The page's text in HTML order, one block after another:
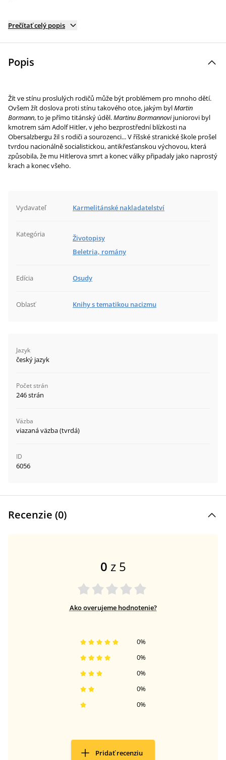
Prečítať celý popis
Popis
Žít ve stínu proslulých rodičů může být problémem pro mnoho dětí.
Ovšem žít doslova proti stínu takového otce, jakým bylMartin
Bormann, to je přímo titánský úděl.Martinu Bormannovijuniorovi byl
kmotrem sám Adolf Hitler, v jeho bezprostřední blízkosti na
Obersalzbergu žil s rodiči a sourozenci... V říšské stranické škole prošel
tvrdou nacionálně socialistickou, antikřesťanskou výchovou, která
způsobila, že mu Hitlerova smrt a konec války připadaly jako naprostý
krach a konec všeho.
Vydavateľ Karmelitánské nakladatelství
Kategória
Životopisy
Beletria, romány
Edícia Osudy
Oblasť Knihy s tematikou nacizmu
Jazyk
český jazyk
Počet strán
246 strán
Väzba
viazaná väzba (tvrdá)
ID
6056
Recenzie (0)
0 z 5
Ako overujeme hodnotenie?
0%
0%
0%
0%
0%
Pridať recenziu